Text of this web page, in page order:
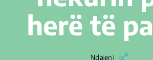
herë të
Ndajeni